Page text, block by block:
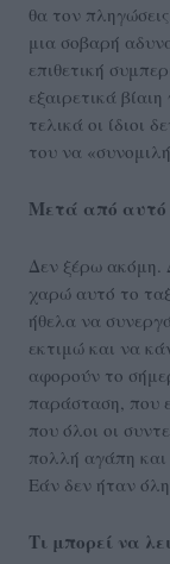
θα τον
μια σοβαρή
επιθετική
εξαιρετικά
τελικά οι ίδιοι
του να
Μετά από αυτό
Δεν ξέρω ακόμη.
χαρώ αυτό το
ήθελα να
εκτιμώ και να
αφορούν το
παράσταση, που
που όλοι οι
πολλή αγάπη και
Εάν δεν ήταν
Τι μπορεί να